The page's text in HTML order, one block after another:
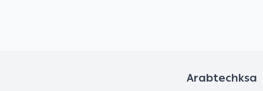
Arabtechksa